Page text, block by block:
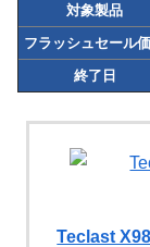
対象製品
フラッシュセール
終了日
Teclast